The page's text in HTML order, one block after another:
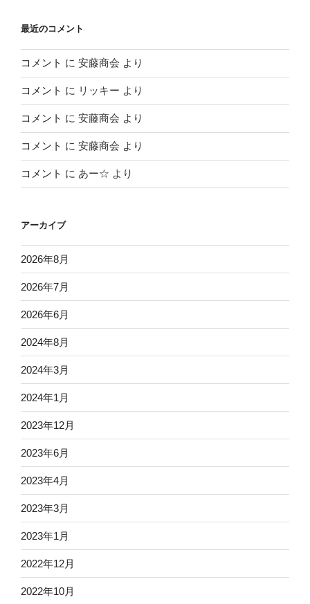
最近のコメント
コメント に 安藤商会 より
コメント に リッキー より
コメント に 安藤商会 より
コメント に 安藤商会 より
コメント に あー☆ より
アーカイブ
2026年8月
2026年7月
2026年6月
2024年8月
2024年3月
2024年1月
2023年12月
2023年6月
2023年4月
2023年3月
2023年1月
2022年12月
2022年10月